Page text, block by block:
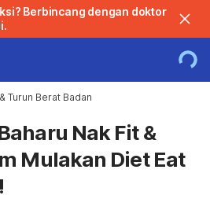
Berbincang dengan doktor
Turun Berat Badan
Nak Fit &
Mulakan Diet Eat